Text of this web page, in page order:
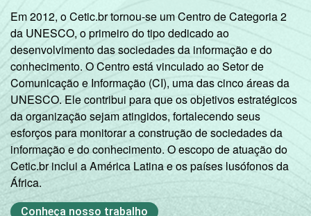
alimentação
Informação e
comunicação
87
Atividades
imobiliárias,
atividades
profissionais,
científicas e
administrativas
81
Em 2012, o Cetic.br tornou-se um Centro de Categoria 2
da UNESCO, o primeiro do tipo dedicado ao
desenvolvimento das sociedades da informação e do
conhecimento. O Centro está vinculado ao Setor de
Comunicação e Informação (CI), uma das cinco áreas da
UNESCO. Ele contribui para que os objetivos estratégicos
da organização sejam atingidos, fortalecendo seus
esforços para monitorar a construção de sociedades da
informação e do conhecimento. O escopo de atuação do
Cetic.br inclui a América Latina e os países lusófonos da
África.
Conheça nosso trabalho